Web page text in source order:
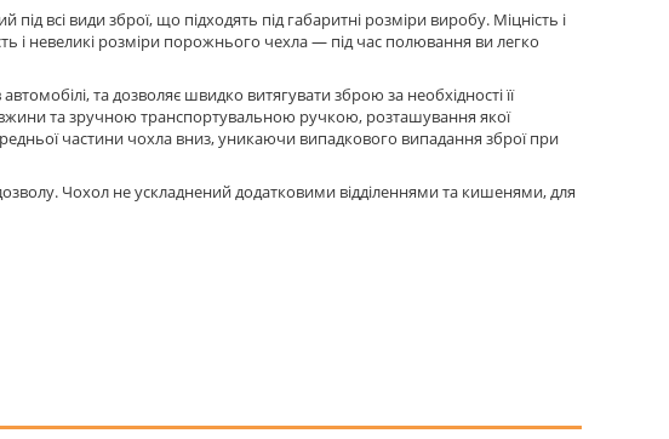
всі види зброї, що підходять під габаритні розміри виробу. Міцність і
і невеликі розміри порожнього чехла — під час полювання ви легко
та дозволяє швидко витягувати зброю за необхідності її
та зручною транспортувальною ручкою, розташування якої
частини чохла вниз, уникаючи випадкового випадання зброї при
Чохол не ускладнений додатковими відділеннями та кишенями, для